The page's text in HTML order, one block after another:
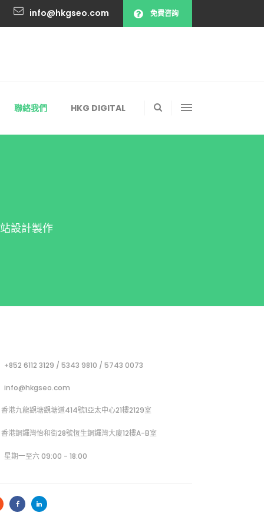
info@hkgseo.com 免費咨詢
聯絡我們 HKG DIGITAL
設計製作
+852 6112 3129 / 5343 9810 / 5743 0073
info@hkgseo.com
香港九龍觀塘觀塘道414號1亞太中心21樓2129室
香港銅鑼灣怡和街28號恆生銅鑼灣大廈12樓A-B室
星期一至六 09:00 - 18:00